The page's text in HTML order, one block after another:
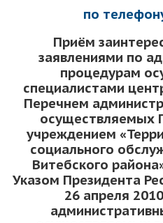
по
Приём
заявлениями по
процедурам
специалистами
Перечнем
осуществляемых
учреждением
социального
Витебского
Указом Президента
26 апреля